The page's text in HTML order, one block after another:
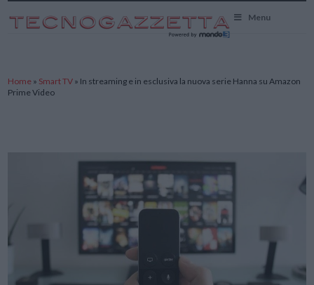
Menu
Home » Smart TV » In streaming e in esclusiva la nuova serie Hanna su Amazon
Prime Video